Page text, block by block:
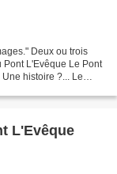
Deux ou trois
Pont L'Evêque Le Pont
histoire ?... Le
L'Evêque